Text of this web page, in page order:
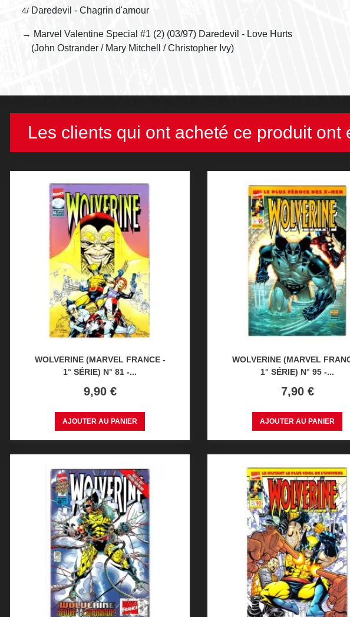
4/ Daredevil - Chagrin d'amour
→ Marvel Valentine Special #1 (2) (03/97) Daredevil - Love Hurts
(John Ostrander / Mary Mitchell / Christopher Ivy)
Les clients qui ont acheté ce produit ont
WOLVERINE (MARVEL FRANCE -
1° SÉRIE) N° 81 -...
Prix
9,90 €
AJOUTER AU PANIER
WOLVERINE (MARVEL
1° SÉRIE) N° 95 -...
Prix
7,90 €
AJOUTER AU PANIER